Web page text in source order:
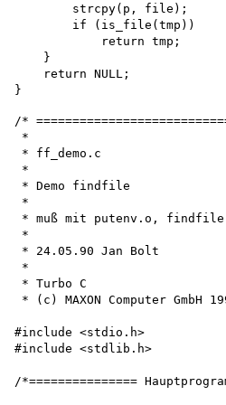
strcpy(p, file);
        if (is_file(tmp))
            return tmp;
    }
    return NULL;
/*
*
* ff_demo.c
*
* Demo findfile
*
* muß mit putenv.o,
*
* 24.05.90 Jan Bolt
*
* Turbo C
* (c) MAXON Computer GmbH
#include <stdio.h>
#include <stdlib.h>
/*===============